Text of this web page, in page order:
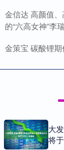
金信达 高颜值
的“六高女神”李
金策宝 碳酸锂
大
将